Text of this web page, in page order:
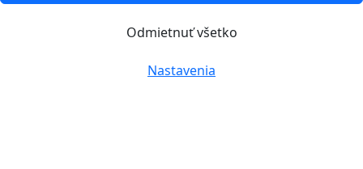
Odmietnuť všetko
Nastavenia